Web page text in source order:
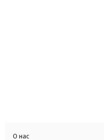
О нас